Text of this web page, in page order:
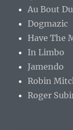
Au Bout
Dogmazic
Have The
In Limbo
Jamendo
Robin
Roger